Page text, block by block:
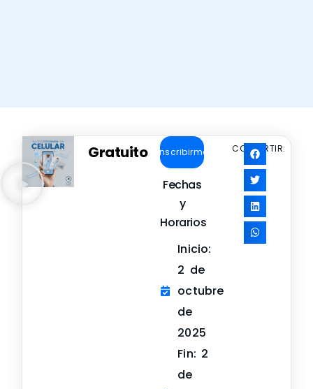
Gratuito Inscribirme
Fechas
y
Horarios
Inicio:
2 de
octubre
de
2025
Fin: 2
de
COMPARTIR: